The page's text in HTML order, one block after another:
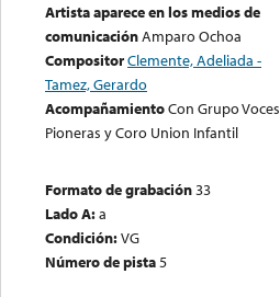
Artista aparece en los medios de
comunicaciónAmparo Ochoa
CompositorClemente, Adeliada -
Tamez, Gerardo
AcompañamientoCon Grupo Voces
Pioneras y Coro Union Infantil
Formato de grabación33
Lado A:a
Condición:VG
Número de pista5